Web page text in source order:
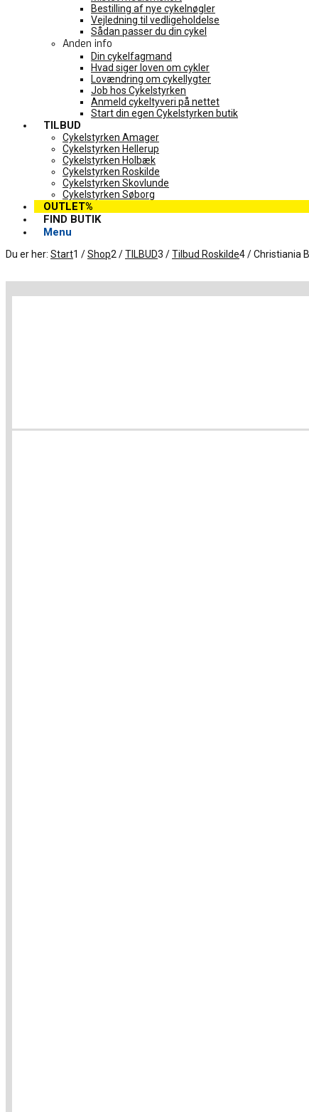
Bestilling af nye cykelnøgler
Vejledning til vedligeholdelse
Sådan passer du din cykel
Anden info
Din cykelfagmand
Hvad siger loven om cykler
Lovændring om cykellygter
Job hos Cykelstyrken
Anmeld cykeltyveri på nettet
Start din egen Cykelstyrken butik
TILBUD
Cykelstyrken Amager
Cykelstyrken Hellerup
Cykelstyrken Holbæk
Cykelstyrken Roskilde
Cykelstyrken Skovlunde
Cykelstyrken Søborg
OUTLET%
FIND BUTIK
Menu
Du er her: Start1 /Shop2 /TILBUD3 /Tilbud Roskilde4/Christiania